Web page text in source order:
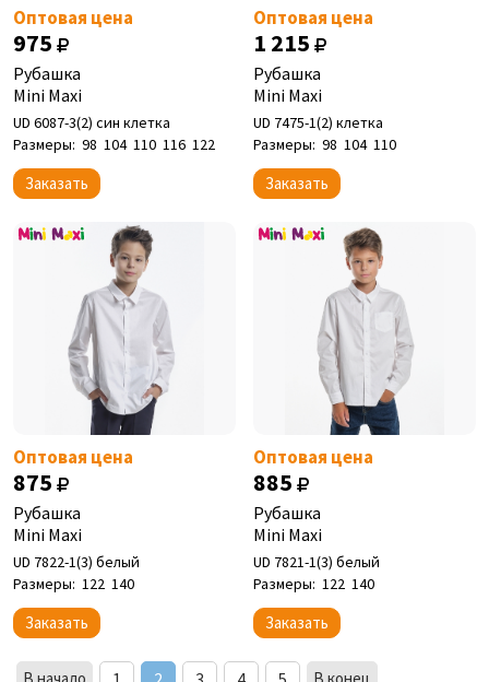
Оптовая цена
975
Рубашка
Mini Maxi
UD 6087-3(2) син клетка
Размеры: 98 104 110 116 122
Заказать
Оптовая цена
1 215
Рубашка
Mini Maxi
UD 7475-1(2) клетка
Размеры: 98 104 110
Заказать
Оптовая цена
875
Рубашка
Mini Maxi
UD 7822-1(3) белый
Размеры: 122 140
Заказать
Оптовая цена
885
Рубашка
Mini Maxi
UD 7821-1(3) белый
Размеры: 122 140
Заказать